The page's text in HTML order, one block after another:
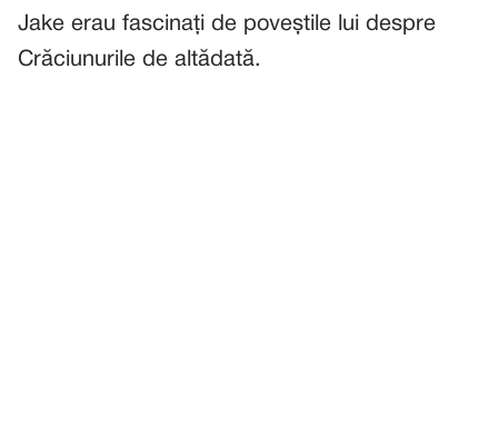
Jake erau fascinați de poveștile lui despre
Crăciunurile de altădată.